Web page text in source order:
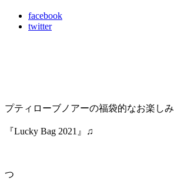
facebook
twitter
プティローブノアーの福袋的なお楽しみ
『Lucky Bag 2021』♫
つ